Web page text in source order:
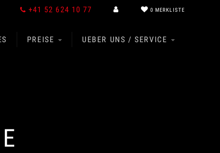
+41 52 624 10 77 0 MERKLISTE
PREISE UEBER UNS / SERVICE